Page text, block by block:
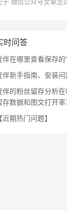
于 微信公众号文章怎么搜？如
时问答
伴在哪里查看保存的
伴新手指南、安装问
伴的粉丝留存分析
存数据和图文打开率
【近期热门问题】